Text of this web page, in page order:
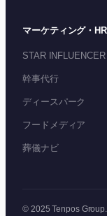
マーケティング・HR
STAR INFLUENCER
幹事代行
ディースパーク
フードメディア
葬儀ナビ
© 2025 Tenpos